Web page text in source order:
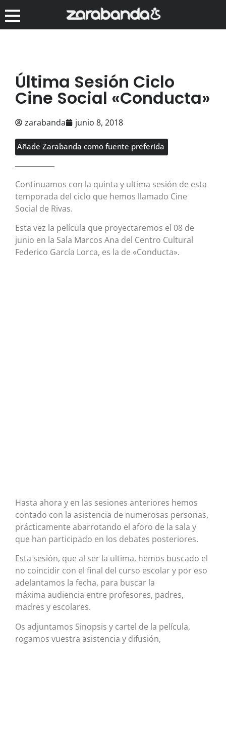
Última Sesión Ciclo
Cine Social «Conducta»
zarabanda junio 8, 2018
Añade Zarabanda como fuente preferida
Continuamos con la quinta y ultima sesión de esta
temporada del ciclo que hemos llamado Cine
Social de Rivas.
Esta vez la película que proyectaremos el 08 de
junio en la Sala Marcos Ana del Centro Cultural
Federico García Lorca, es la de «Conducta».
Hasta ahora y en las sesiones anteriores hemos
contado con la asistencia de numerosas personas,
prácticamente abarrotando el aforo de la sala y
que han participado en los debates posteriores.
Esta sesión, que al ser la ultima, hemos buscado el
no coincidir con el final del curso escolar y por eso
adelantamos la fecha, para buscar la
máxima audiencia entre profesores, padres,
madres y escolares.
Os adjuntamos Sinopsis y cartel de la película,
rogamos vuestra asistencia y difusión,